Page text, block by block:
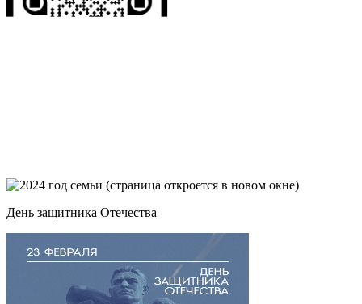
День защитника Отечества